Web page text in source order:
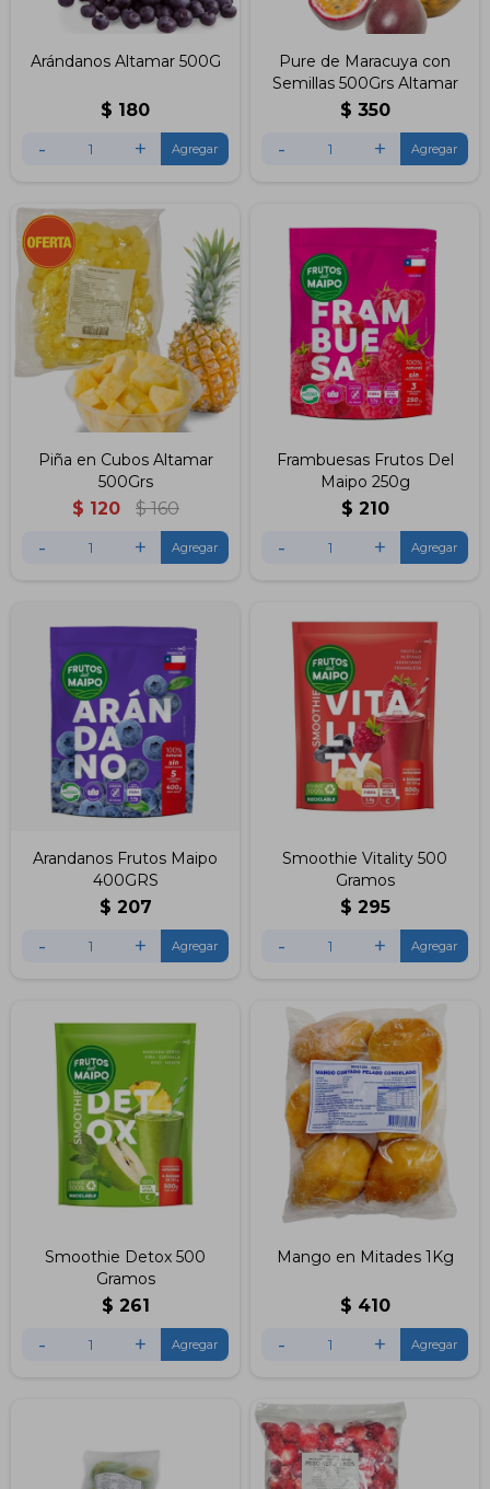
Arándanos Altamar 500G
$ 180
- +
Pure de Maracuya con
Semillas 500Grs Altamar
$ 350
- +
Piña en Cubos Altamar
500Grs
$ 120 $ 160
- +
Frambuesas Frutos Del
Maipo 250g
$ 210
- +
Arandanos Frutos Maipo
400GRS
$ 207
- +
Smoothie Vitality 500
Gramos
$ 295
- +
Smoothie Detox 500
Gramos
$ 261
- +
Mango en Mitades 1Kg
$ 410
- +